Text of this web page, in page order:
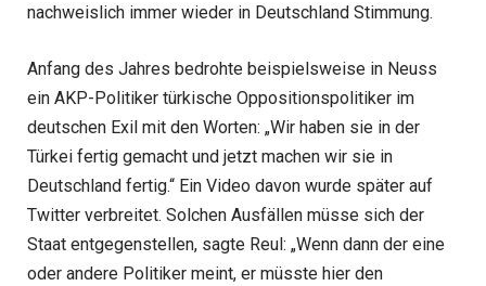
nachweislich immer wieder in Deutschland Stimmung.
Anfang des Jahres bedrohte beispielsweise in Neuss
ein AKP-Politiker türkische Oppositionspolitiker im
deutschen Exil mit den Worten: „Wir haben sie in der
Türkei fertig gemacht und jetzt machen wir sie in
Deutschland fertig.“ Ein Video davon wurde später auf
Twitter verbreitet. Solchen Ausfällen müsse sich der
Staat entgegenstellen, sagte Reul: „Wenn dann der eine
oder andere Politiker meint, er müsste hier den